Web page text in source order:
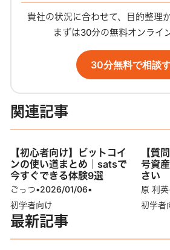
貴社の状況に合わせて、目的整理
まずは30分の無料オンライ
30分無料で相談
関連記事
【初心者向け】ビットコイ
ンの使い道まとめ｜satsで
今すぐできる体験9選
ごっつ•2026/01/06•
初学者向け
【質
号資
さい
原 利英
初学者
最新記事